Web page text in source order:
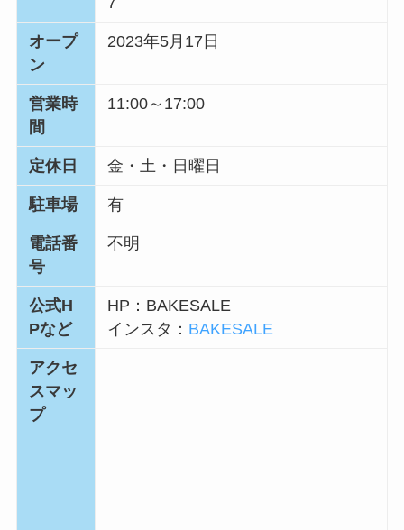
オープ
ン
2023年5月17日
営業時
間
11:00～17:00
定休日 金・土・日曜日
駐車場 有
電話番
号
不明
公式H
Pなど
HP：BAKESALE
インスタ： BAKESALE
アクセ
スマッ
プ